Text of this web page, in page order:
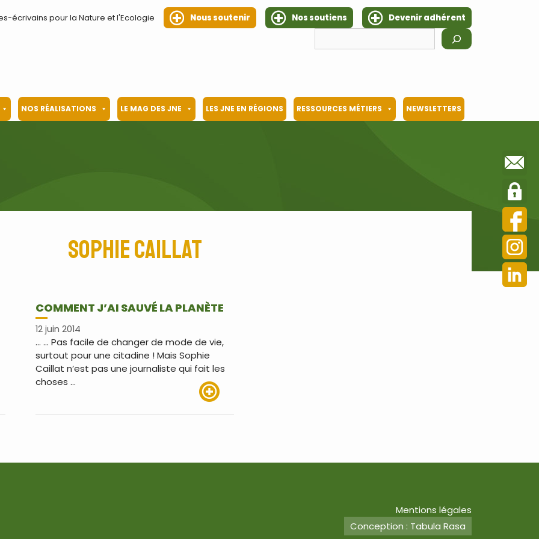
écrivains pour la Nature et l'Ecologie Nous soutenir Nos soutiens
Devenir adhérent
NOS RÉALISATIONS LE MAG DES JNE LES JNE EN RÉGIONS RESSOURCES MÉTIERS NEWSLETTERS
Sophie Caillat
COMMENT J’AI SAUVÉ LA PLANÈTE
12 juin 2014
… … Pas facile de changer de mode de vie,
surtout pour une citadine ! Mais Sophie
Caillat n’est pas une journaliste qui fait les
choses …
Mentions légales
Conception : Tabula Rasa